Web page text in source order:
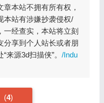
本站不拥有所有权，
本站有涉嫌抄袭侵权/
一经查实，本站将立刻
分享到个人站长或者朋
来源3d扫描侠”。 /Indu
(4)